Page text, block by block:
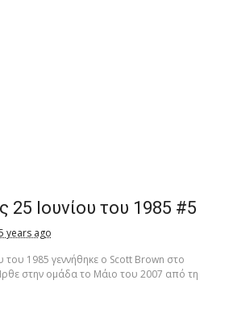
25 Ιουνίου του 1985 #5
years ago
του 1985 γεννήθηκε ο Scott Brown στο
στην ομάδα το Μάιο του 2007 από τη